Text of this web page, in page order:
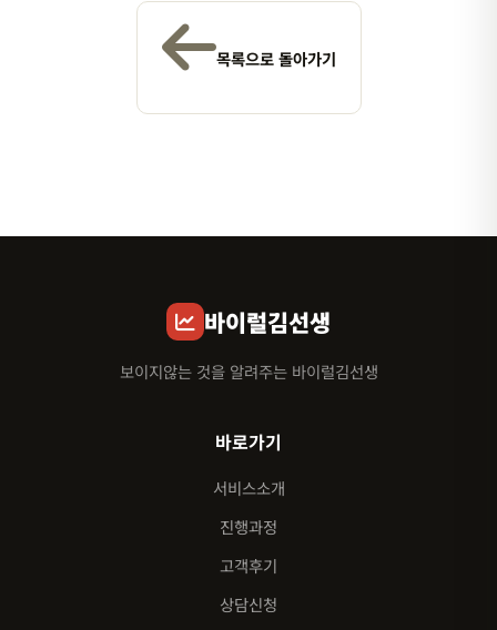
목록으로 돌아가기
바이럴김선생
보이지않는 것을 알려주는 바이럴김선생
바로가기
서비스소개
진행과정
고객후기
상담신청